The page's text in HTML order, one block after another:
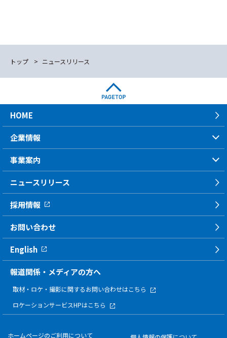
トップ ニュースリリース
HOME
企業情報
事業案内
ニュースリリース
採用情報
お問い合わせ
English
報道関係・メディアの方へ
取材・ロケ・撮影に関するお問い合わせはこちら
ロケーションサービスHPはこちら
ホームページのご利用について